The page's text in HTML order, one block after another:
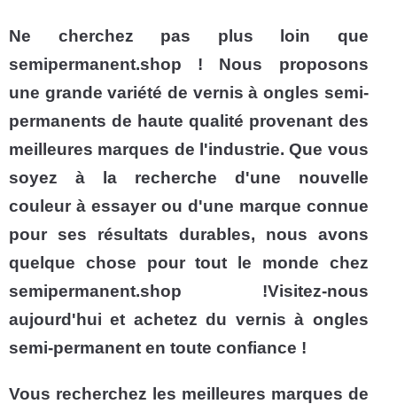
Ne cherchez pas plus loin que
semipermanent.shop ! Nous proposons
une grande variété de vernis à ongles semi-
permanents de haute qualité provenant des
meilleures marques de l'industrie. Que vous
soyez à la recherche d'une nouvelle
couleur à essayer ou d'une marque connue
pour ses résultats durables, nous avons
quelque chose pour tout le monde chez
semipermanent.shop !Visitez-nous
aujourd'hui et achetez du vernis à ongles
semi-permanent en toute confiance !
Vous recherchez les meilleures marques de